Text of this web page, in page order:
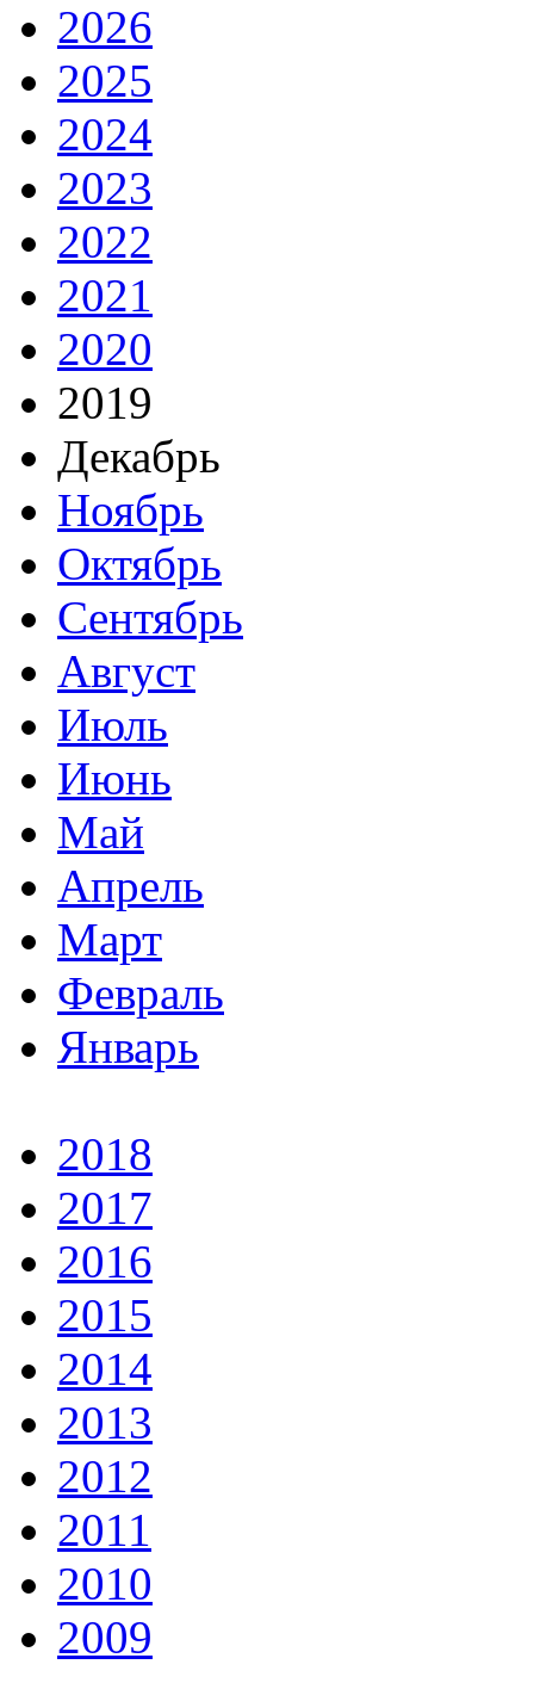
2026
2025
2024
2023
2022
2021
2020
2019
Декабрь
Ноябрь
Октябрь
Сентябрь
Август
Июль
Июнь
Май
Апрель
Март
Февраль
Январь
2018
2017
2016
2015
2014
2013
2012
2011
2010
2009